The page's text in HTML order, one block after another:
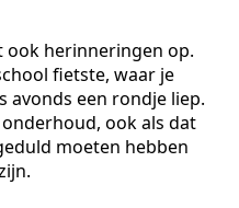
ook herinneringen op.
fietste, waar je
avonds een rondje liep.
ook als dat
moeten hebben